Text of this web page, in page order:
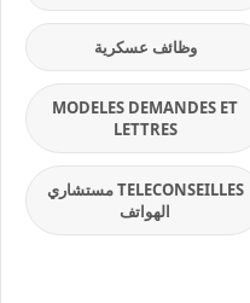
وظائف عسكرية
MODELES DEMANDES ET
LETTRES
TELECONSEILLES مستشاري
الهواتف